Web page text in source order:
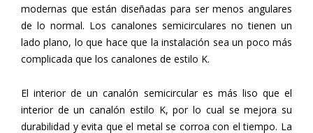
modernas que están diseñadas para ser menos angulares
de lo normal. Los canalones semicirculares no tienen un
lado plano, lo que hace que la instalación sea un poco más
complicada que los canalones de estilo K.
El interior de un canalón semicircular es más liso que el
interior de un canalón estilo K, por lo cual se mejora su
durabilidad y evita que el metal se corroa con el tiempo. La